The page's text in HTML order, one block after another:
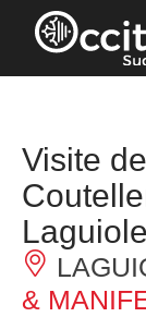
Panneau de
Visite
&